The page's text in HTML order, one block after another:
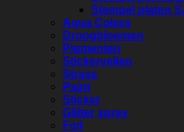
Stempel platen
Aqua Colors
Droogbloemen
Pigmenten
Stickervellen
Strass
Paint
Sticker
Glitter spray
Foil